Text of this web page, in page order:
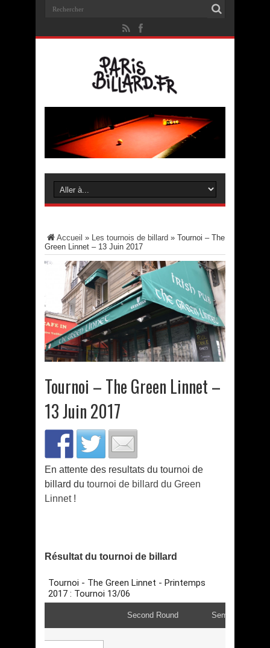
Accueil » Les tournois de billard » Tournoi – The
Green Linnet – 13 Juin 2017
Tournoi – The Green Linnet –
13 Juin 2017
En attente des resultats du tournoi de
billard du tournoi de billard du Green
Linnet!
Résultat du tournoi de billard